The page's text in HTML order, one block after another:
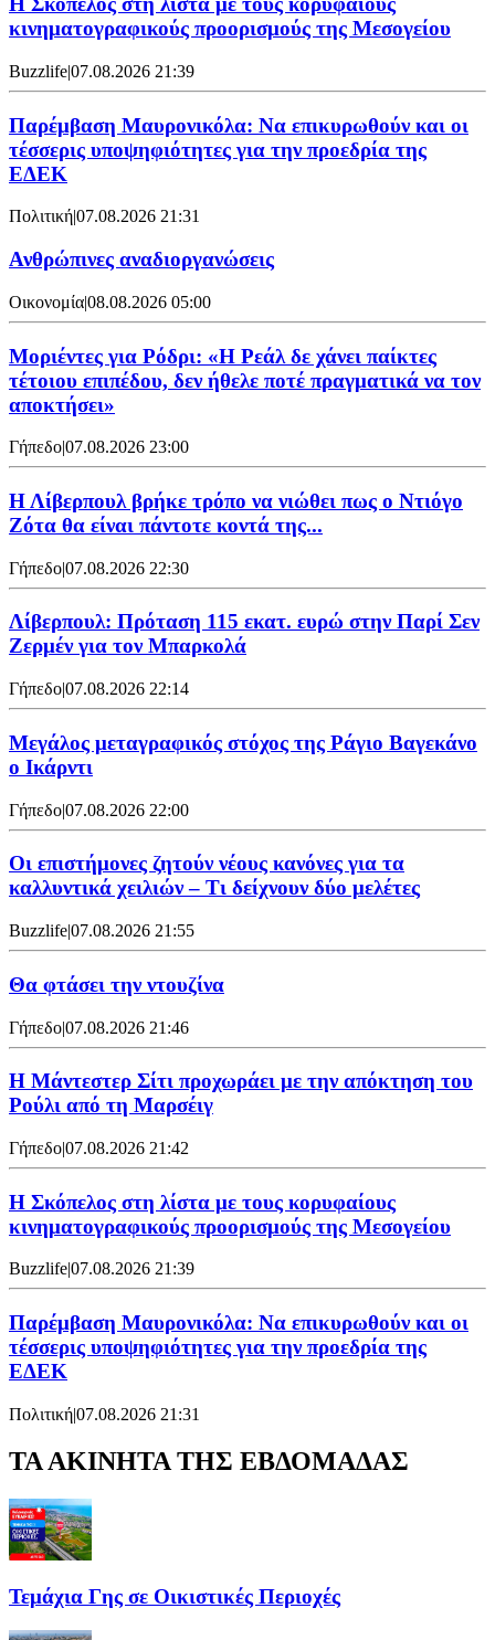
κινηματογραφικούς προορισμούς της Μεσογείου
Buzzlife|07.08.2026 21:39
Παρέμβαση Μαυρονικόλα: Να επικυρωθούν και οι
τέσσερις υποψηφιότητες για την προεδρία της
ΕΔΕΚ
Πολιτική|07.08.2026 21:31
Ανθρώπινες αναδιοργανώσεις
Οικονομία|08.08.2026 05:00
Μοριέντες για Ρόδρι: «Η Ρεάλ δε χάνει παίκτες
τέτοιου επιπέδου, δεν ήθελε ποτέ πραγματικά να τον
αποκτήσει»
Γήπεδο|07.08.2026 23:00
Η Λίβερπουλ βρήκε τρόπο να νιώθει πως ο Ντιόγο
Ζότα θα είναι πάντοτε κοντά της...
Γήπεδο|07.08.2026 22:30
Λίβερπουλ: Πρόταση 115 εκατ. ευρώ στην Παρί Σεν
Ζερμέν για τον Μπαρκολά
Γήπεδο|07.08.2026 22:14
Μεγάλος μεταγραφικός στόχος της Ράγιο Βαγεκάνο
ο Ικάρντι
Γήπεδο|07.08.2026 22:00
Οι επιστήμονες ζητούν νέους κανόνες για τα
καλλυντικά χειλιών – Τι δείχνουν δύο μελέτες
Buzzlife|07.08.2026 21:55
Θα φτάσει την ντουζίνα
Γήπεδο|07.08.2026 21:46
Η Μάντεστερ Σίτι προχωράει με την απόκτηση του
Ρούλι από τη Μαρσέιγ
Γήπεδο|07.08.2026 21:42
Η Σκόπελος στη λίστα με τους κορυφαίους
κινηματογραφικούς προορισμούς της Μεσογείου
Buzzlife|07.08.2026 21:39
Παρέμβαση Μαυρονικόλα: Να επικυρωθούν και οι
τέσσερις υποψηφιότητες για την προεδρία της
ΕΔΕΚ
Πολιτική|07.08.2026 21:31
ΤΑ ΑΚΙΝΗΤΑ ΤΗΣ ΕΒΔΟΜΑΔΑΣ
Τεμάχια Γης σε Οικιστικές Περιοχές